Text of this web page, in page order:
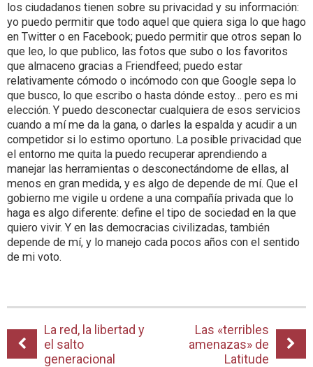
los ciudadanos tienen sobre su privacidad y su información:
yo puedo permitir que todo aquel que quiera siga lo que hago
en Twitter o en Facebook; puedo permitir que otros sepan lo
que leo, lo que publico, las fotos que subo o los favoritos
que almaceno gracias a Friendfeed; puedo estar
relativamente cómodo o incómodo con que Google sepa lo
que busco, lo que escribo o hasta dónde estoy… pero es mi
elección. Y puedo desconectar cualquiera de esos servicios
cuando a mí me da la gana, o darles la espalda y acudir a un
competidor si lo estimo oportuno. La posible privacidad que
el entorno me quita la puedo recuperar aprendiendo a
manejar las herramientas o desconectándome de ellas, al
menos en gran medida, y es algo de depende de mí. Que el
gobierno me vigile u ordene a una compañía privada que lo
haga es algo diferente: define el tipo de sociedad en la que
quiero vivir. Y en las democracias civilizadas, también
depende de mí, y lo manejo cada pocos años con el sentido
de mi voto.
La red, la libertad y
el salto
generacional
Las «terribles
amenazas» de
Latitude